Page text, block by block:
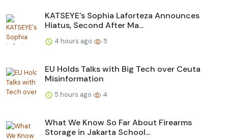
KATSEYE's Sophia Laforteza Announces
Hiatus, Second After Ma...
4 hours ago 5
EU Holds Talks with Big Tech over Ceuta
Misinformation
5 hours ago 4
What We Know So Far About Firearms
Storage in Jakarta School...